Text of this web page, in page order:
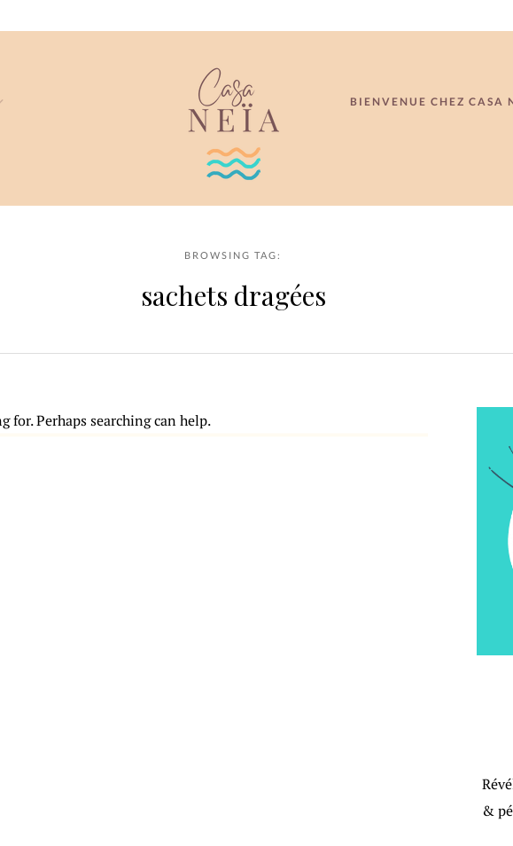
BIENVENUE CHEZ CASA
BROWSING TAG:
sachets dragées
for. Perhaps searching can help.
&